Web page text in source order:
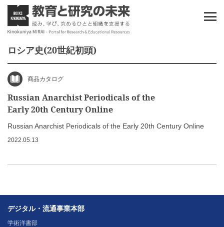
ロシア史(20世紀初頭)
商品カタログ
Russian Anarchist Periodicals of the
Early 20th Century Online
Russian Anarchist Periodicals of the Early 20th Century Online
2022.05.13
デジタル・流通事業本部
学術洋書部